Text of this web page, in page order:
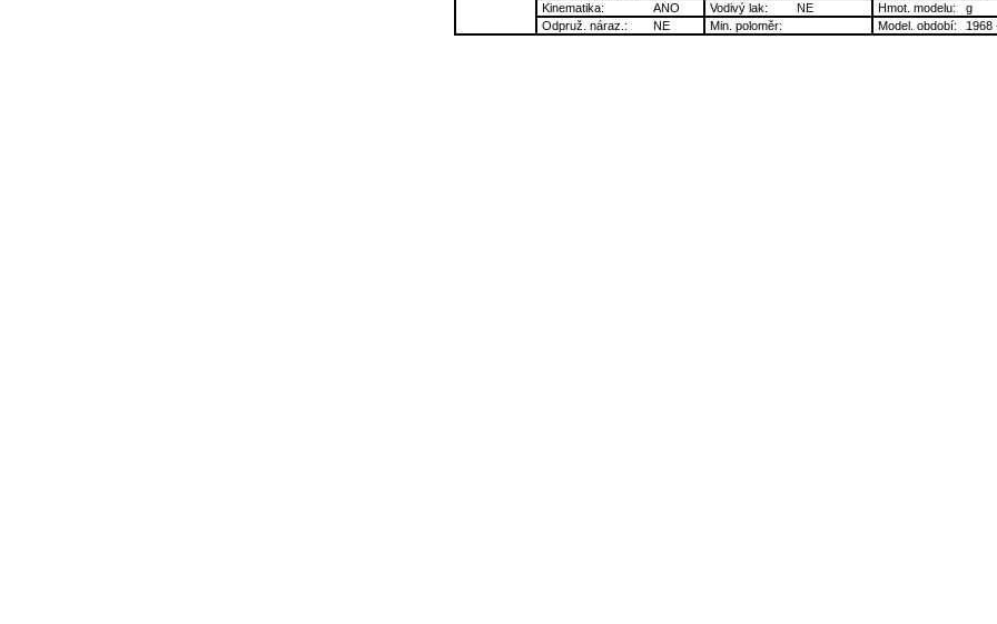
Kinematika:
ANO Vodivý lak: NE Hmot. modelu:
g
Odpruž. náraz.:
NE Min. poloměr: Model. období: 1968